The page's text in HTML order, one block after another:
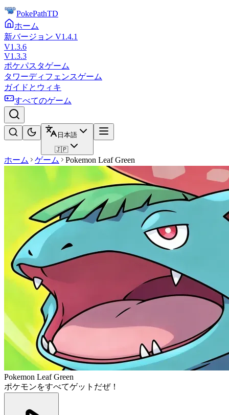
PokePathTD
ホーム
新バージョン V1.4.1
V1.3.6
V1.3.3
ポケパスタゲーム
タワーディフェンスゲーム
ガイドとウィキ
すべてのゲーム
日本語
🇯🇵
ホーム ゲーム Pokemon Leaf Green
Pokemon Leaf Green
ポケモンをすべてゲットだぜ！